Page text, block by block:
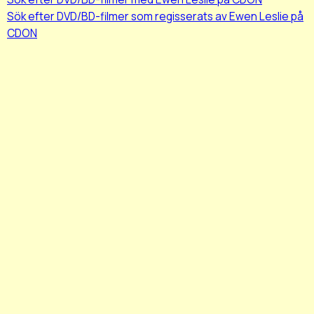
Sök efter DVD/BD-filmer som regisserats av Ewen Leslie på
CDON